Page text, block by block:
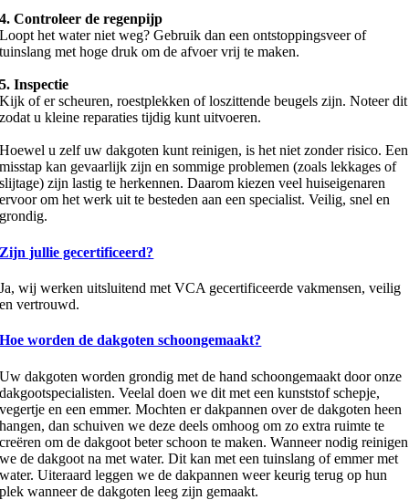
4. Controleer de regenpijp
Loopt het water niet weg? Gebruik dan een ontstoppingsveer of
tuinslang met hoge druk om de afvoer vrij te maken.
5. Inspectie
Kijk of er scheuren, roestplekken of loszittende beugels zijn. Noteer dit
zodat u kleine reparaties tijdig kunt uitvoeren.
Hoewel u zelf uw dakgoten kunt reinigen, is het niet zonder risico. Een
misstap kan gevaarlijk zijn en sommige problemen (zoals lekkages of
slijtage) zijn lastig te herkennen. Daarom kiezen veel huiseigenaren
ervoor om het werk uit te besteden aan een specialist. Veilig, snel en
grondig.
Zijn jullie gecertificeerd?
Ja, wij werken uitsluitend met VCA gecertificeerde vakmensen, veilig
en vertrouwd.
Hoe worden de dakgoten schoongemaakt?
Uw dakgoten worden grondig met de hand schoongemaakt door onze
dakgootspecialisten. Veelal doen we dit met een kunststof schepje,
vegertje en een emmer. Mochten er dakpannen over de dakgoten heen
hangen, dan schuiven we deze deels omhoog om zo extra ruimte te
creëren om de dakgoot beter schoon te maken. Wanneer nodig reinigen
we de dakgoot na met water. Dit kan met een tuinslang of emmer met
water. Uiteraard leggen we de dakpannen weer keurig terug op hun
plek wanneer de dakgoten leeg zijn gemaakt.